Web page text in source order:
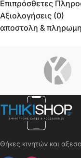
Επιπρόσθετες
Αξιολογήσεις (0)
αποστολη & πληρωμη
Θήκες κινητών και